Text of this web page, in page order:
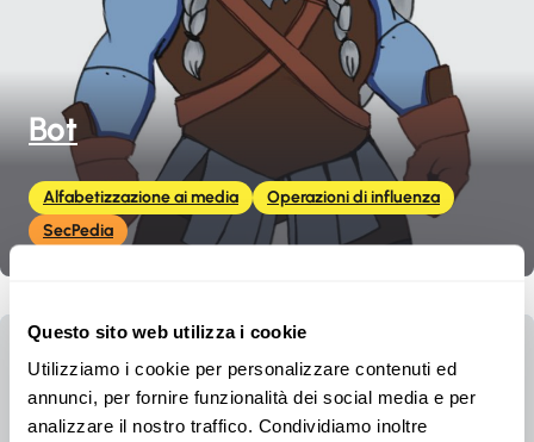
Questo sito web utilizza i cookie
Utilizziamo i cookie per personalizzare contenuti ed
annunci, per fornire funzionalità dei social media e per
analizzare il nostro traffico. Condividiamo inoltre
Bot
Alfabetizzazione ai media
Operazioni di influenza
SecPedia